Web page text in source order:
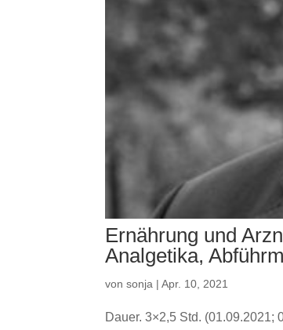
Ernährung und
Analgetika,
vonsonja |Apr. 10, 2021
Dauer. 3×2,5 Std. (01.09.2021;